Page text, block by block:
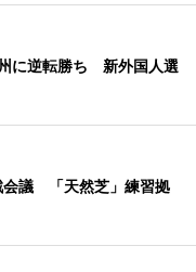
に逆転勝ち 新外国人選
会議 「天然芝」練習拠